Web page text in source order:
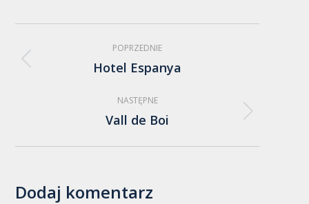
Nawigacja
albumu
POPRZEDNIE
Poprzedni
Hotel Espanya
NASTĘPNE
Następny
Vall de Boi
Dodaj komentarz